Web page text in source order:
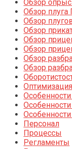
Обзор
Обзор
Обзор
Обзор
Обзор
Обзор
Обзор
Обзор
Оптимизация
Персонал
Процессы
Регламенты